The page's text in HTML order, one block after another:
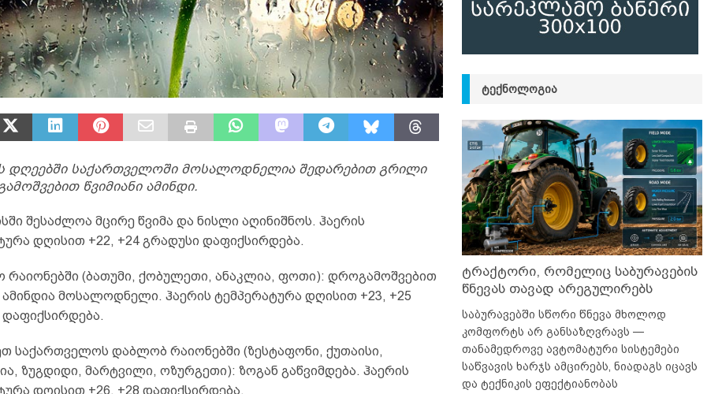
დღეებში საქართველოში მოსალოდნელია შედარებით გრილი
წვიმიანი ამინდი.
შესაძლოა მცირე წვიმა და ნისლი აღინიშნოს. ჰაერის
დღისით +22, +24 გრადუსი დაფიქსირდება.
რაიონებში (ბათუმი, ქობულეთი, ანაკლია, ფოთი): დროგამოშვებით
ამინდია მოსალოდნელი. ჰაერის ტემპერატურა დღისით +23, +25
საქართველოს დაბლობ რაიონებში (ზესტაფონი, ქუთაისი,
ზუგდიდი, მარტვილი, ოზურგეთი): ზოგან გაწვიმდება. ჰაერის
დღისით +26, +28 დაფიქსირდება.
ᲢᲔᲥᲜᲝᲚᲝᲒᲘᲐ
ტრაქტორი, რომელიც საბურავების
წნევას თავად არეგულირებს
საბურავებში სწორი წნევა მხოლოდ
კომფორტს არ განსაზღვრავს —
თანამედროვე ავტომატური სისტემები
საწვავის ხარჯს ამცირებს, ნიადაგს იცავს
და ტექნიკის ეფექტიანობას